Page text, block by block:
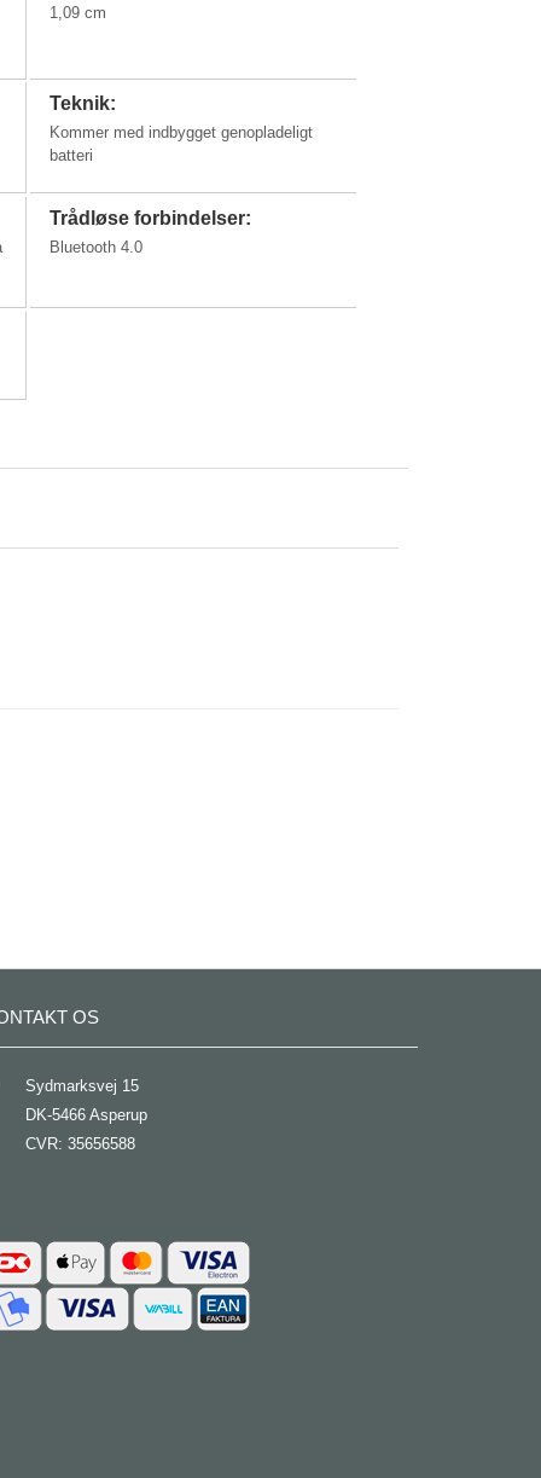
1,09 cm
Teknik:
Kommer med indbygget genopladeligt
batteri
Trådløse forbindelser:
Bluetooth 4.0
OS
Sydmarksvej 15
DK-5466 Asperup
CVR: 35656588